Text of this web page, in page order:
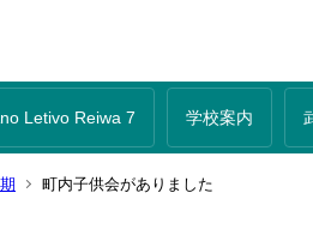
Letivo Reiwa 7 学校案内
町内子供会がありました